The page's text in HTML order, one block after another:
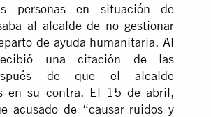
personas en situación de
al alcalde de no gestionar
de ayuda humanitaria. Al
una citación de las
de que el alcalde
en su contra. El 15 de abril,
acusado de “causar ruidos y